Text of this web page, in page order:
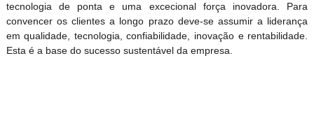
tecnologia de ponta e uma excecional força inovadora. Para
convencer os clientes a longo prazo deve-se assumir a liderança
em qualidade, tecnologia, confiabilidade, inovação e rentabilidade.
Esta é a base do sucesso sustentável da empresa.